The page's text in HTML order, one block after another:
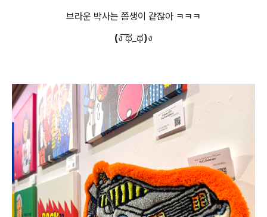
브라운 박사는 쫌생이 같잖아 ㅋㅋㅋ
(ง ͠ಥ_ಥ)ง